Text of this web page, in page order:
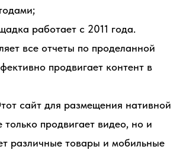
работает с 2011 года.
все отчеты по проделанной
продвигает контент в
сайт для размещения нативной
продвигает видео, но и
различные товары и мобильные